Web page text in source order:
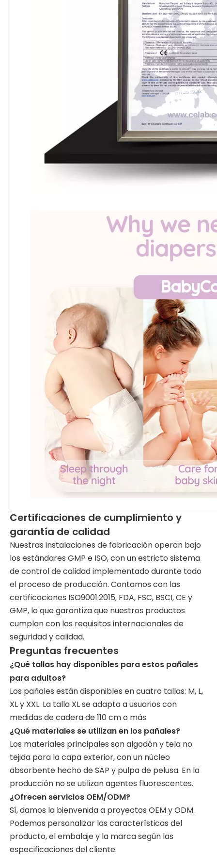
Certificaciones de cumplimiento y
garantía de calidad
Nuestras instalaciones de fabricación operan bajo
los estándares GMP e ISO, con un estricto sistema
de control de calidad implementado durante todo
el proceso de producción. Contamos con las
certificaciones ISO9001:2015, FDA, FSC, BSCI, CE y
GMP, lo que garantiza que nuestros productos
cumplan con los requisitos internacionales de
seguridad y calidad.
Preguntas frecuentes
¿Qué tallas hay disponibles para estos pañales
para adultos?
Los pañales están disponibles en cuatro tallas: M, L,
XL y XXL. La talla XL se adapta a usuarios con
medidas de cadera de 110 cm o más.
¿Qué materiales se utilizan en los pañales?
Los materiales principales son algodón y tela no
tejida para la capa exterior, con un núcleo
absorbente hecho de SAP y pulpa de pelusa. En la
producción no se utilizan agentes fluorescentes.
¿Ofrecen servicios OEM/ODM?
Sí, damos la bienvenida a proyectos OEM y ODM.
Podemos personalizar las características del
producto, el embalaje y la marca según las
especificaciones del cliente.